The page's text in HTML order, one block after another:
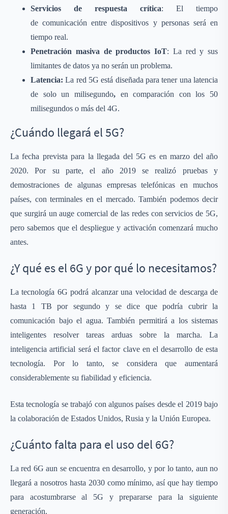
Servicios de respuesta crítica: El tiempo
de comunicación entre dispositivos y personas será en
tiempo real.
Penetración masiva de productos IoT: La red y sus
limitantes de datos ya no serán un problema.
Latencia: La red 5G está diseñada para tener una latencia
de solo un milisegundo, en comparación con los 50
milisegundos o más del 4G.
¿Cuándo llegará el 5G?
La fecha prevista para la llegada del 5G es en marzo del año
2020. Por su parte, el año 2019 se realizó pruebas y
demostraciones de algunas empresas telefónicas en muchos
países, con terminales en el mercado. También podemos decir
que surgirá un auge comercial de las redes con servicios de 5G,
pero sabemos que el despliegue y activación comenzará mucho
antes.
¿Y qué es el 6G y por qué lo necesitamos?
La tecnología 6G podrá alcanzar una velocidad de descarga de
hasta 1 TB por segundo y se dice que podría cubrir la
comunicación bajo el agua. También permitirá a los sistemas
inteligentes resolver tareas arduas sobre la marcha. La
inteligencia artificial será el factor clave en el desarrollo de esta
tecnología. Por lo tanto, se considera que aumentará
considerablemente su fiabilidad y eficiencia.
Esta tecnología se trabajó con algunos países desde el 2019 bajo
la colaboración de Estados Unidos, Rusia y la Unión Europea.
¿Cuánto falta para el uso del 6G?
La red 6G aun se encuentra en desarrollo, y por lo tanto, aun no
llegará a nosotros hasta 2030 como mínimo, así que hay tiempo
para acostumbrarse al 5G y prepararse para la siguiente
generación.